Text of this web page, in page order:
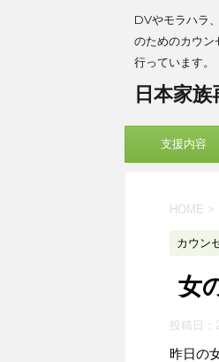
DVやモラハラ
のためのカウン
行っています。
日本家
支援内容
HOME >
カウン
女
投稿日：
昨日の